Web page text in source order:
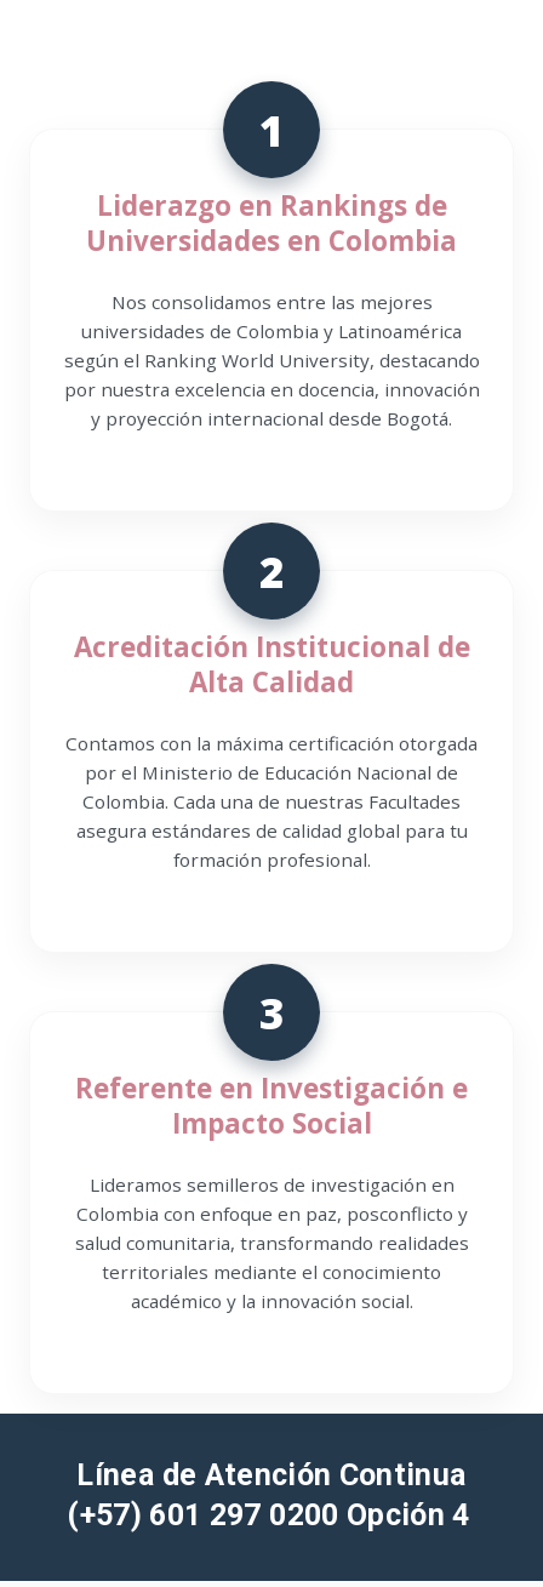
1
Liderazgo en Rankings de
Universidades en Colombia
Nos consolidamos entre las mejores
según el Ranking World University, destacando
por nuestra excelencia en docencia, innovación
y proyección internacional desde Bogotá.
2
Acreditación Institucional de
Alta Calidad
Contamos con la máxima certificación otorgada
Colombia. Cada una de nuestras Facultades
asegura estándares de calidad global para tu
formación profesional.
3
Referente en Investigación e
Impacto Social
Lideramos semilleros de investigación en
salud comunitaria, transformando realidades
territoriales mediante el conocimiento
académico y la innovación social.
(+57) 601 297 0200 Opción 4